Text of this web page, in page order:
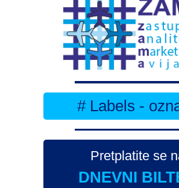
# Labels -
Pretplatite se
DNEVNI